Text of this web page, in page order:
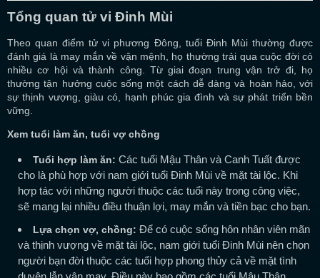
Tổng quan tử vi Đinh Mùi
Theo quan điểm tử vi phương Đông, tuổi Đinh Mùi thường được
đánh giá là may mắn về vận mệnh, họ thường trải qua cuộc đời có
nhiều cơ hội và thành công. Từ giai đoạn trung vận trở đi, họ
thường tận hưởng cuộc sống một cách dễ dàng và hoàn hảo, với
sự thịnh vượng, giàu có, hạnh phúc gia đình và sự phát triển bền
vững.
Xem tuổi làm ăn, tuổi vợ chồng
Tuổi hợp làm ăn: Các tuổi Mậu Thân và Canh Tuất được
cho là phù hợp với nam giới tuổi Đinh Mùi về mặt tài lộc. Khi
hợp tác với những người thuộc các tuổi này trong công việc,
sẽ mang lại nhiều điều thuận lợi, may mắn và tiền bạc cho bạn.
Lựa chọn vợ, chồng: Để có cuộc sống hôn nhân viên mãn
và thịnh vượng về mặt tài lộc, nam giới tuổi Đinh Mùi nên chọn
người bạn đời thuộc các tuổi hợp phong thủy cả về mặt tình